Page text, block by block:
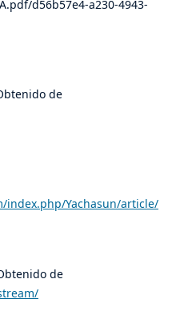
d56b57e4-a230-4943-
de
index.php/Yachasun/article/
de